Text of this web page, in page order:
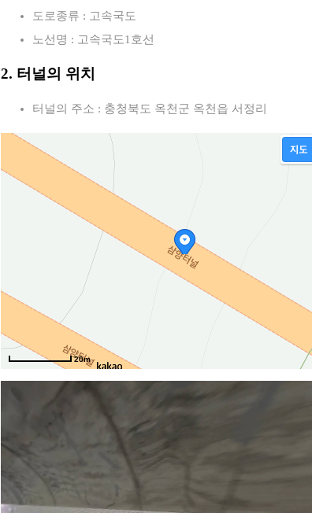
도로종류 : 고속국도
노선명 : 고속국도1호선
2. 터널의 위치
터널의 주소 : 충청북도 옥천군 옥천읍 서정리
20m